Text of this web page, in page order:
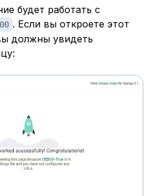
будет работать с
. Если вы откроете этот
должны увидеть